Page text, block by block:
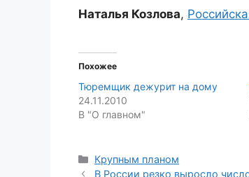
Наталья Козлова,
Похожее
Тюремщик дежурит на дому
24.11.2010
В "О главном"
Categories
Крупным планом
В России резко выросло